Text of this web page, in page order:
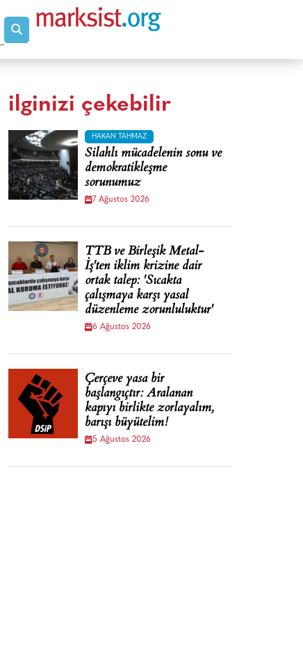
ilginizi çekebilir
HAKAN TAHMAZ
Silahlı mücadelenin sonu ve
demokratikleşme
sorunumuz
7 Ağustos 2026
TTB ve Birleşik Metal-
İş'ten iklim krizine dair
ortak talep: 'Sıcakta
çalışmaya karşı yasal
düzenleme zorunluluktur'
6 Ağustos 2026
Çerçeve yasa bir
başlangıçtır: Aralanan
kapıyı birlikte zorlayalım,
barışı büyütelim!
5 Ağustos 2026